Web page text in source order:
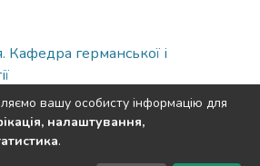
германської і
вашу особисту інформацію для
налаштування,
.